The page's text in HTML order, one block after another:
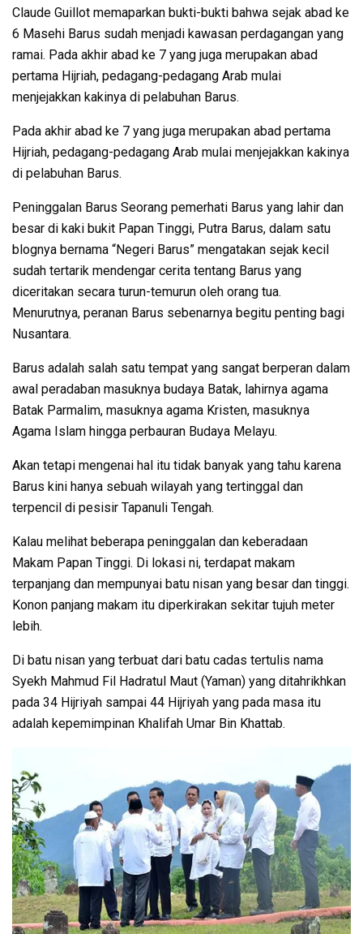
Claude Guillot memaparkan bukti-bukti bahwa sejak abad ke
6 Masehi Barus sudah menjadi kawasan perdagangan yang
ramai. Pada akhir abad ke 7 yang juga merupakan abad
pertama Hijriah, pedagang-pedagang Arab mulai
menjejakkan kakinya di pelabuhan Barus.
Pada akhir abad ke 7 yang juga merupakan abad pertama
Hijriah, pedagang-pedagang Arab mulai menjejakkan kakinya
di pelabuhan Barus.
Peninggalan Barus Seorang pemerhati Barus yang lahir dan
besar di kaki bukit Papan Tinggi, Putra Barus, dalam satu
blognya bernama “Negeri Barus” mengatakan sejak kecil
sudah tertarik mendengar cerita tentang Barus yang
diceritakan secara turun-temurun oleh orang tua.
Menurutnya, peranan Barus sebenarnya begitu penting bagi
Nusantara.
Barus adalah salah satu tempat yang sangat berperan dalam
awal peradaban masuknya budaya Batak, lahirnya agama
Batak Parmalim, masuknya agama Kristen, masuknya
Agama Islam hingga perbauran Budaya Melayu.
Akan tetapi mengenai hal itu tidak banyak yang tahu karena
Barus kini hanya sebuah wilayah yang tertinggal dan
terpencil di pesisir Tapanuli Tengah.
Kalau melihat beberapa peninggalan dan keberadaan
Makam Papan Tinggi. Di lokasi ni, terdapat makam
terpanjang dan mempunyai batu nisan yang besar dan tinggi.
Konon panjang makam itu diperkirakan sekitar tujuh meter
lebih.
Di batu nisan yang terbuat dari batu cadas tertulis nama
Syekh Mahmud Fil Hadratul Maut (Yaman) yang ditahrikhkan
pada 34 Hijriyah sampai 44 Hijriyah yang pada masa itu
adalah kepemimpinan Khalifah Umar Bin Khattab.